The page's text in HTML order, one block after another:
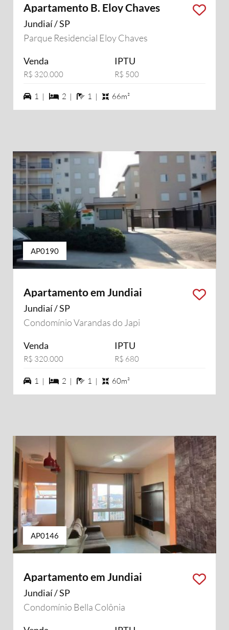
Apartamento B. Eloy Chaves
Jundiaí / SP
Parque Residencial Eloy Chaves
Venda
R$ 320.000
IPTU
R$ 500
1 vagas na garagem
1 | 2 dormiórios
2 | 1 banheiros
1 | 66m²
AP0190
Apartamento em Jundiai
Jundiaí / SP
Condomínio Varandas do Japi
Venda
R$ 320.000
IPTU
R$ 680
1 vagas na garagem
1 | 2 dormiórios
2 | 1 banheiros
1 | 60m²
AP0146
Apartamento em Jundiai
Jundiaí / SP
Condomínio Bella Colônia